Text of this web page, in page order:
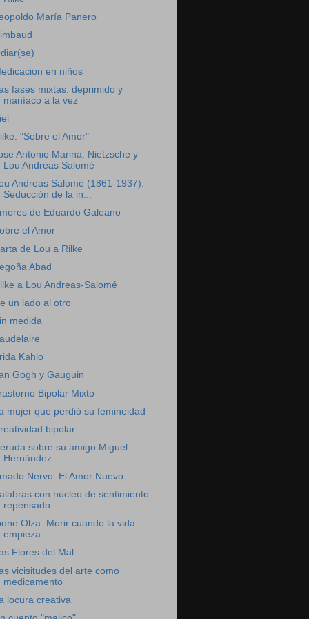
María Panero
en niños
fases mixtas: deprimido y
maníaco a la vez
"Sobre el Amor"
Antonio Marina: Nietzsche y
Lou Andreas Salomé
Andreas Salomé (1861-1937):
Seducción de la in...
de Eduardo Galeano
el Amor
de Lou a Rilke
Abad
a Lou Andreas-Salomé
un lado al otro
medida
Kahlo
Gogh y Gauguin
Bipolar Mixto
mujer que perdió su femineidad
bipolar
sobre su amigo Miguel
Hernández
Nervo: El Amor Nuevo
con núcleo de sentimiento
repensado
Olza: Morir cuando la vida
empieza
Flores del Mal
vicisitudes del arte como
medicamento
locura creativa